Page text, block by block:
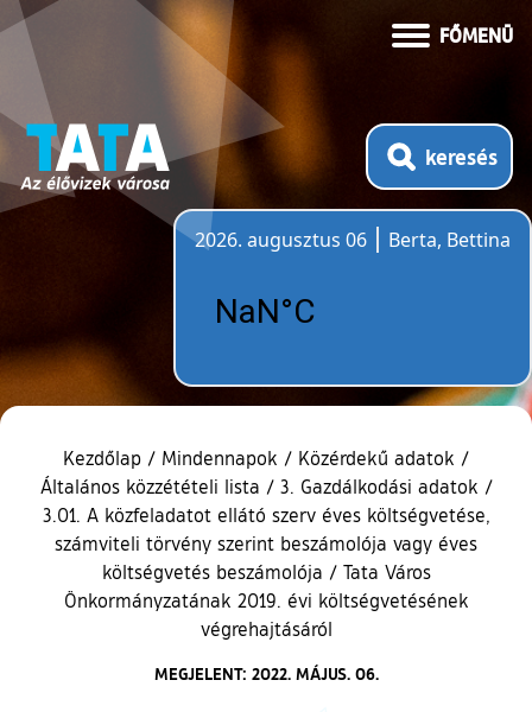
FŐMENÜ
keresés
2026. augusztus 06
Berta, Bettina
Kezdőlap / Mindennapok / Közérdekű adatok /
Általános közzétételi lista / 3. Gazdálkodási adatok /
3.01. A közfeladatot ellátó szerv éves költségvetése,
számviteli törvény szerint beszámolója vagy éves
költségvetés beszámolója / Tata Város
Önkormányzatának 2019. évi költségvetésének
végrehajtásáról
MEGJELENT: 2022. MÁJUS. 06.